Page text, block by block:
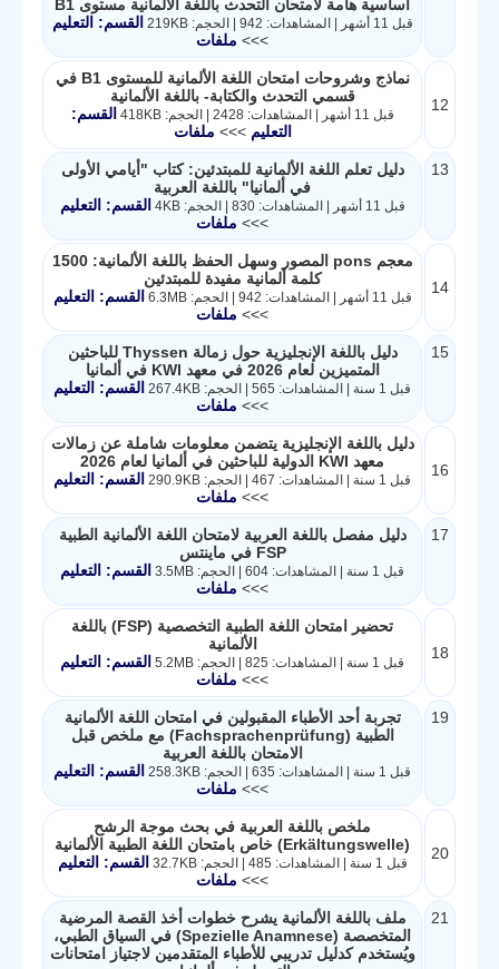
أساسية هامة لامتحان التحدث باللغة الألمانية مستوى B1
قبل 11 أشهر | المشاهدات: 942 | الحجم: 219KB
القسم: التعليم
>>> ملفات
12
نماذج وشروحات امتحان اللغة الألمانية للمستوى B1 في
قسمي التحدث والكتابة- باللغة الألمانية
قبل 11 أشهر | المشاهدات: 2428 | الحجم: 418KB
القسم:
التعليم>>> ملفات
13
دليل تعلم اللغة الألمانية للمبتدئين: كتاب "أيامي الأولى
في ألمانيا" باللغة العربية
قبل 11 أشهر | المشاهدات: 830 | الحجم: 4KB
القسم: التعليم
>>> ملفات
14
معجم pons المصور وسهل الحفظ باللغة الألمانية: 1500
كلمة ألمانية مفيدة للمبتدئين
قبل 11 أشهر | المشاهدات: 942 | الحجم: 6.3MB
القسم: التعليم
>>> ملفات
15
دليل باللغة الإنجليزية حول زمالة Thyssen للباحثين
المتميزين لعام 2026 في معهد KWI في ألمانيا
قبل 1 سنة | المشاهدات: 565 | الحجم: 267.4KB
القسم: التعليم
>>> ملفات
16
دليل باللغة الإنجليزية يتضمن معلومات شاملة عن زمالات
معهد KWI الدولية للباحثين في ألمانيا لعام 2026
قبل 1 سنة | المشاهدات: 467 | الحجم: 290.9KB
القسم: التعليم
>>> ملفات
17
دليل مفصل باللغة العربية لامتحان اللغة الألمانية الطبية
FSP في ماينتس
قبل 1 سنة | المشاهدات: 604 | الحجم: 3.5MB
القسم: التعليم
>>> ملفات
18
تحضير امتحان اللغة الطبية التخصصية (FSP) باللغة
الألمانية
قبل 1 سنة | المشاهدات: 825 | الحجم: 5.2MB
القسم: التعليم
>>> ملفات
19
تجربة أحد الأطباء المقبولين في امتحان اللغة الألمانية
الطبية (Fachsprachenprüfung) مع ملخص قبل
الامتحان باللغة العربية
قبل 1 سنة | المشاهدات: 635 | الحجم: 258.3KB
القسم: التعليم
>>> ملفات
20
ملخص باللغة العربية في بحث موجة الرشح
(Erkältungswelle) خاص بامتحان اللغة الطبية الألمانية
قبل 1 سنة | المشاهدات: 485 | الحجم: 32.7KB
القسم: التعليم
>>> ملفات
21
ملف باللغة الألمانية يشرح خطوات أخذ القصة المرضية
المتخصصة (Spezielle Anamnese) في السياق الطبي،
ويُستخدم كدليل تدريبي للأطباء المتقدمين لاجتياز امتحانات